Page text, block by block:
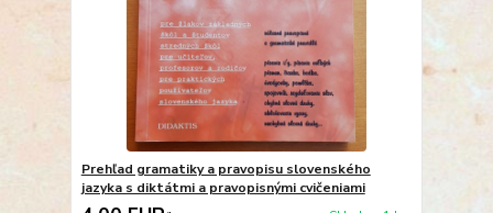
Prehľad gramatiky a pravopisu slovenského
jazyka s diktátmi a pravopisnými cvičeniami